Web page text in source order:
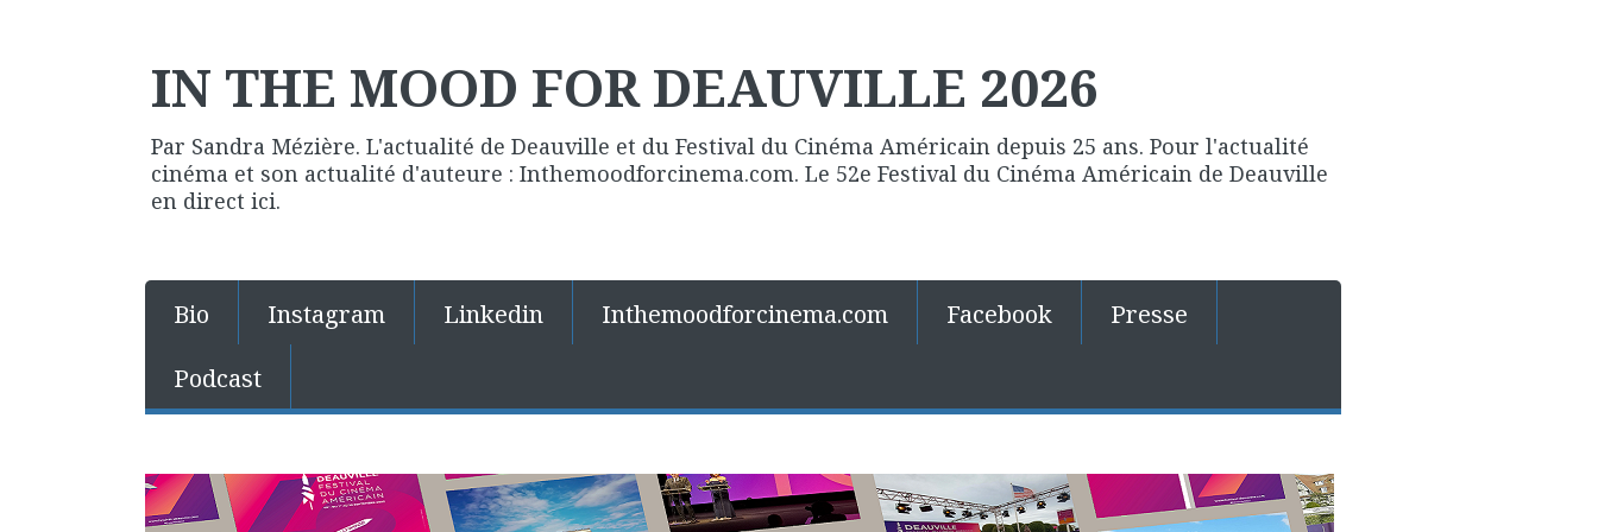
IN THE MOOD FOR DEAUVILLE 2026
Par Sandra Mézière. L'actualité de Deauville et du Festival du Cinéma Américain depuis 25 ans. Pour l'actualité
cinéma et son actualité d'auteure : Inthemoodforcinema.com. Le 52e Festival du Cinéma Américain de Deauville
en direct ici.
Bio Instagram Linkedin Inthemoodforcinema.com Facebook
Presse
Podcast